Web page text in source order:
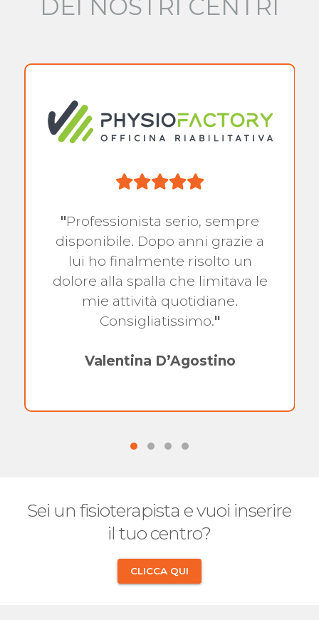
DEI NOSTRI CENTRI
"Professionista serio, sempre
disponibile. Dopo anni grazie a
lui ho finalmente risolto un
dolore alla spalla che limitava le
mie attività quotidiane.
Consigliatissimo."
Valentina D’Agostino
Sei un fisioterapista e vuoi inserire
il tuo centro?
CLICCA QUI